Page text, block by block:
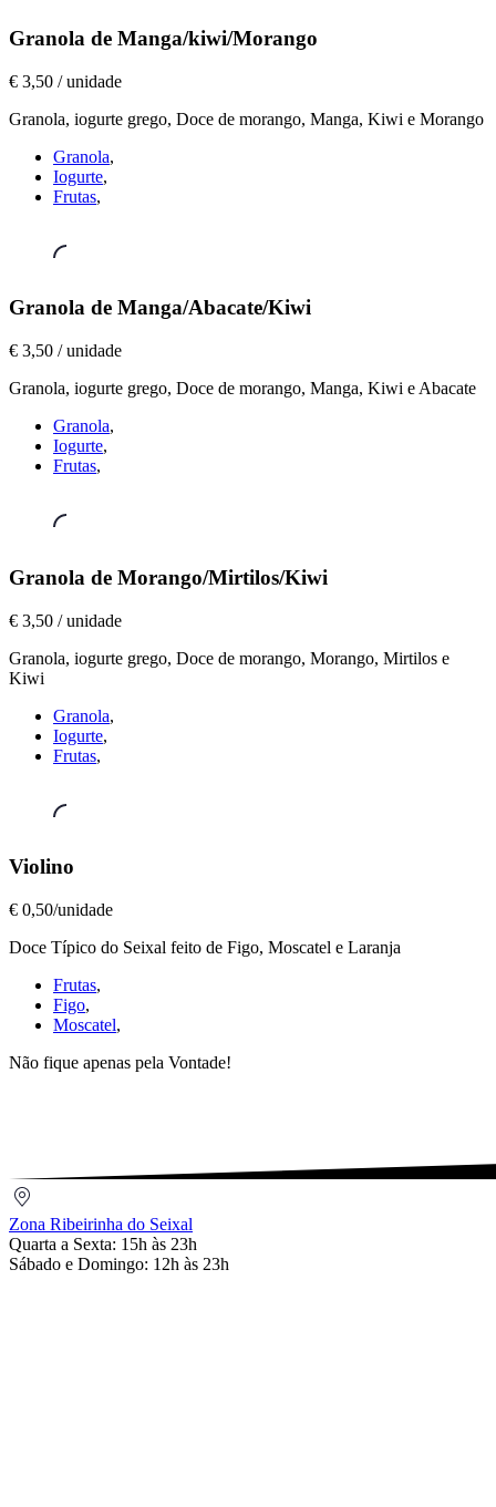
Granolas
de
€
/
unidade
Granola de Manga/kiwi/Morango
€ 3,50 / unidade
Granola, iogurte grego, Doce de morango, Manga, Kiwi e Morango
Granola,
Iogurte,
Frutas,
Granolas
de
€
/
unidade
Granola de Manga/Abacate/Kiwi
€ 3,50 / unidade
Granola, iogurte grego, Doce de morango, Manga, Kiwi e Abacate
Granola,
Iogurte,
Frutas,
Granolas
de
€
unidade
Granola de Morango/Mirtilos/Kiwi
€ 3,50 / unidade
Granola, iogurte grego, Doce de morango, Morango, Mirtilos e
Kiwi
Granola,
Iogurte,
Frutas,
€
Violino
€ 0,50/unidade
Doce Típico do Seixal feito de Figo, Moscatel e Laranja
Frutas,
Figo,
Moscatel,
Não fique apenas pela Vontade!
do
Seixal
Zona Ribeirinha do Seixal
Quarta a Sexta: 15h às 23h
Sábado e Domingo: 12h às 23h